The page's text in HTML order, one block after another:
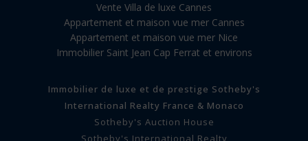
Vente Villa de luxe Cannes
Appartement et maison vue mer Cannes
Appartement et maison vue mer Nice
Immobilier Saint Jean Cap Ferrat et environs
Immobilier de luxe et de prestige Sotheby's
International Realty France & Monaco
Sotheby's Auction House
Sotheby's International Realty